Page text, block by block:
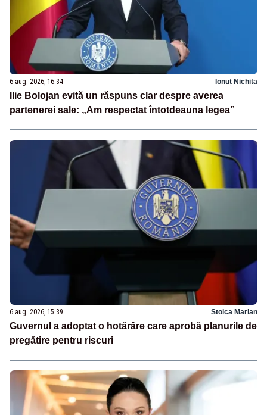
6 aug. 2026, 16:34 Ionuț Nichita
Ilie Bolojan evită un răspuns clar despre averea
partenerei sale: „Am respectat întotdeauna legea”
6 aug. 2026, 15:39 Stoica Marian
Guvernul a adoptat o hotărâre care aprobă planurile de
pregătire pentru riscuri